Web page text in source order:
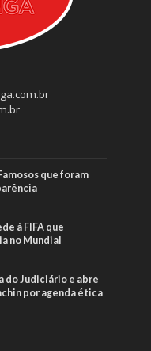
que foram
à FIFA que
no Mundial
do Judiciário e abre
por agenda ética